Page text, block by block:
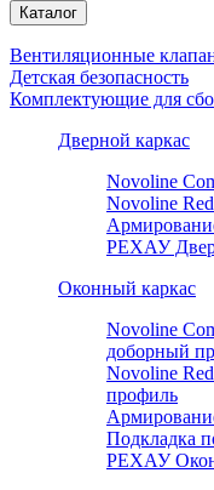
Каталог
Вентиляционные
Детская безопасность
Комплектующие для
Дверной каркас
Novoline
Novoline
РЕХАУ
Оконный каркас
Novoline
доборный
Novoline
профиль
Подкладка
РЕХАУ